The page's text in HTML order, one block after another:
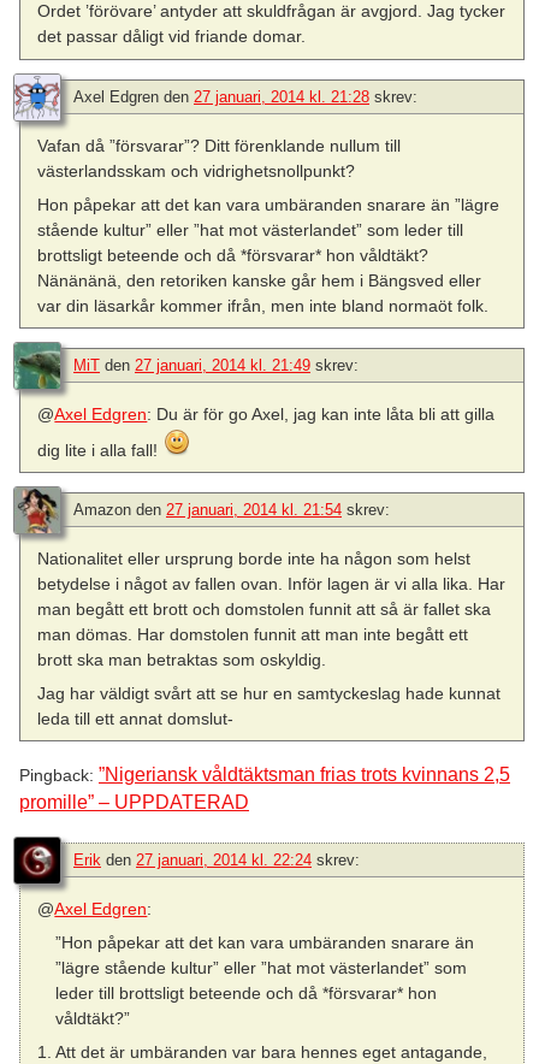
Ordet ’förövare’ antyder att skuldfrågan är avgjord. Jag tycker
det passar dåligt vid friande domar.
Axel Edgren den 27 januari, 2014 kl. 21:28 skrev:
Vafan då ”försvarar”? Ditt förenklande nullum till
västerlandsskam och vidrighetsnollpunkt?
Hon påpekar att det kan vara umbäranden snarare än ”lägre
stående kultur” eller ”hat mot västerlandet” som leder till
brottsligt beteende och då *försvarar* hon våldtäkt?
Nänänänä, den retoriken kanske går hem i Bängsved eller
var din läsarkår kommer ifrån, men inte bland normaöt folk.
MiT den 27 januari, 2014 kl. 21:49 skrev:
@Axel Edgren: Du är för go Axel, jag kan inte låta bli att gilla
dig lite i alla fall!
Amazon den 27 januari, 2014 kl. 21:54 skrev:
Nationalitet eller ursprung borde inte ha någon som helst
betydelse i något av fallen ovan. Inför lagen är vi alla lika. Har
man begått ett brott och domstolen funnit att så är fallet ska
man dömas. Har domstolen funnit att man inte begått ett
brott ska man betraktas som oskyldig.
Jag har väldigt svårt att se hur en samtyckeslag hade kunnat
leda till ett annat domslut-
Pingback: ”Nigeriansk våldtäktsman frias trots kvinnans 2,5
promille” – UPPDATERAD
Erik den 27 januari, 2014 kl. 22:24 skrev:
@Axel Edgren:
”Hon påpekar att det kan vara umbäranden snarare än
”lägre stående kultur” eller ”hat mot västerlandet” som
leder till brottsligt beteende och då *försvarar* hon
våldtäkt?”
1. Att det är umbäranden var bara hennes eget antagande,